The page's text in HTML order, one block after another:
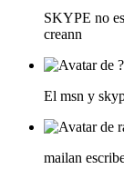
SKYPE no
creann
El msn y
mailan